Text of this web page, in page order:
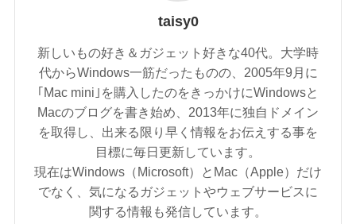
taisy0
新しいもの好き＆ガジェット好きな40代。大学時
代からWindows一筋だったものの、2005年9月に
｢Mac mini｣を購入したのをきっかけにWindowsと
Macのブログを書き始め、2013年に独自ドメイン
を取得し、出来る限り早く情報をお伝えする事を
目標に毎日更新しています。
現在はWindows（Microsoft）とMac（Apple）だけ
でなく、気になるガジェットやウェブサービスに
関する情報も発信しています。